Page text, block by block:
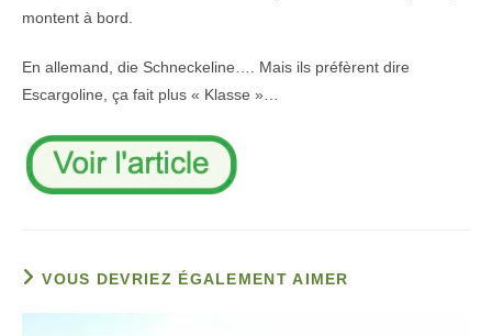
montent à bord.
En allemand, die Schneckeline…. Mais ils préfèrent dire
Escargoline, ça fait plus « Klasse »…
VOUS DEVRIEZ ÉGALEMENT AIMER